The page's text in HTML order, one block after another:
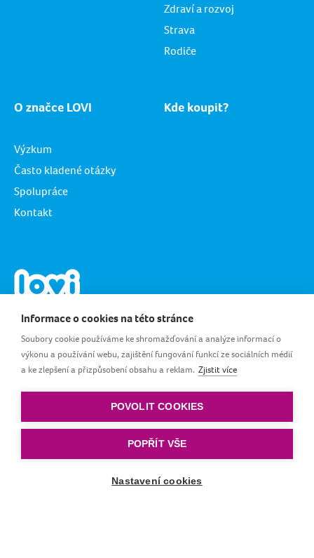
Zdraví a rozvoj
Strava
Rodiče
O značce LOVI
Výzkum
Často kladené otázky
Spolupráce
Kontakt
Kde koupit?
CZ_CS
|Zásady cookies
Informace o cookies na této stránce
Soubory cookie používáme ke shromažďování a analýze informací o
výkonu a používání webu, zajištění fungování funkcí ze sociálních médií
a ke zlepšení a přizpůsobení obsahu a reklam. Zjistit více
POVOLIT COOKIES
POPŘÍT VŠE
Nastavení cookies